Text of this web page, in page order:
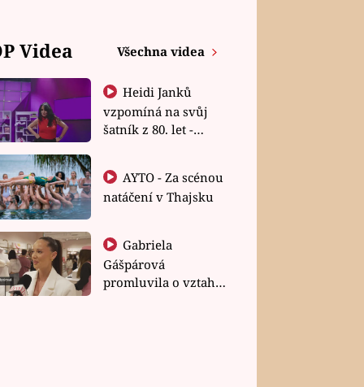
Videa Všechna videa
Heidi Janků
vzpomíná na svůj
šatník z 80. let -
natáčení v Thajsku
Gabriela
Gášpárová
promluvila o vztahu